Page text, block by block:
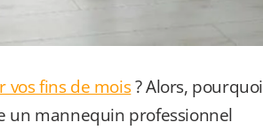
vos fins de mois? Alors, pourquoi
un mannequin professionnel